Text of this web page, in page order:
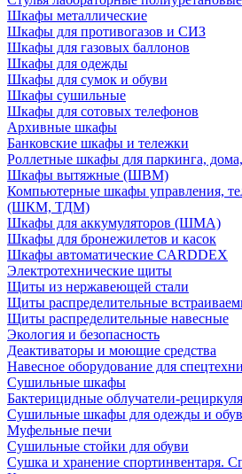
Шкафы металлические
Шкафы для противогазов и СИЗ
Шкафы для газовых баллонов
Шкафы для одежды
Шкафы для сумок и обуви
Шкафы сушильные
Шкафы для сотовых телефонов
Архивные шкафы
Банковские шкафы и тележки
Роллетные шкафы для паркинга,
Шкафы вытяжные (ШВМ)
Компьютерные шкафы управления,
(ШКМ, ТДМ)
Шкафы для аккумуляторов (ШМА)
Шкафы для бронежилетов и касок
Шкафы автоматические CARDDEX
Электротехнические щиты
Щиты из нержавеющей стали
Щиты распределительные
Щиты распределительные навесные
Экология и безопасность
Деактиваторы и моющие средства
Навесное оборудование для
Сушильные шкафы
Бактерицидные облучатели-
Сушильные шкафы для одежды и
Муфельные печи
Сушильные стойки для обуви
Сушка и хранение спортинвентаря.